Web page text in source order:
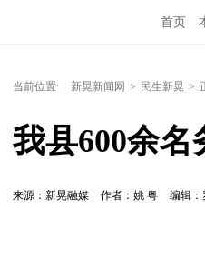
首页
当前位置: 新晃新闻网 > 民生新晃 >
我县600余
来源：新晃融媒 作者：姚 粤 编辑：